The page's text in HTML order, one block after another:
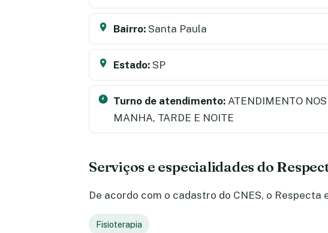
Bairro: Santa Paula
Estado: SP
Turno de atendimento: ATENDIMENTO
MANHA, TARDE E NOITE
Serviços e especialidades do
De acordo com o cadastro do CNES, o
Fisioterapia